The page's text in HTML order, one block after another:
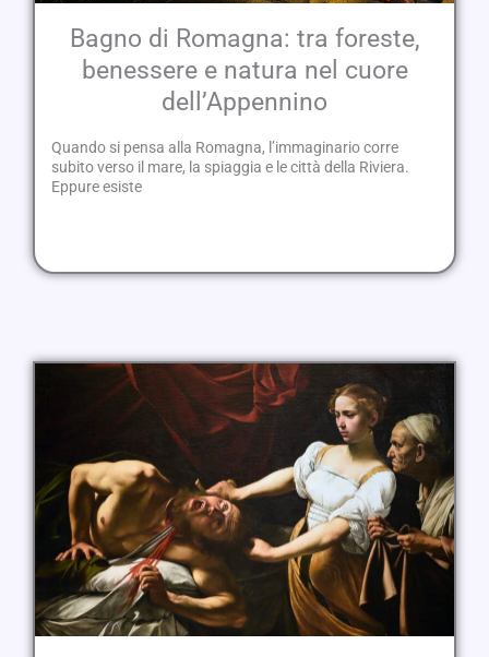
Bagno di Romagna: tra foreste,
benessere e natura nel cuore
dell’Appennino
Quando si pensa alla Romagna, l’immaginario corre
subito verso il mare, la spiaggia e le città della Riviera.
Eppure esiste